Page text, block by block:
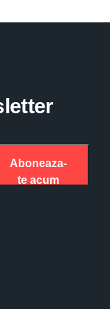
Aboneaza-
te acum